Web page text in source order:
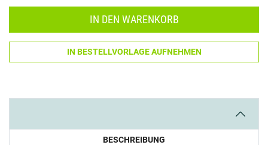
IN DEN WARENKORB
IN BESTELLVORLAGE AUFNEHMEN
BESCHREIBUNG